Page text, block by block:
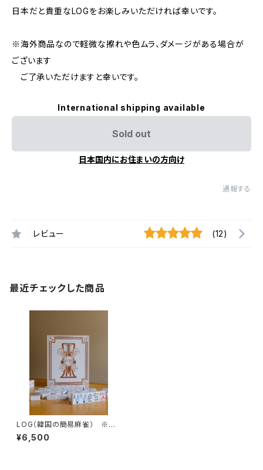
日本だと貴重なLOGをお楽しみいただければ幸いです。
※海外商品なので軽微な擦れや色ムラ、ダメージがある場合が
ございます
ご了承いただけますと幸いです。
International shipping available
Sold out
日本国内にお住まいの方向け
通報する
レビュー (12)
最近チェックした商品
LOG（韓国の簡易麻雀） ※和
訳ルールブック付き
¥6,500